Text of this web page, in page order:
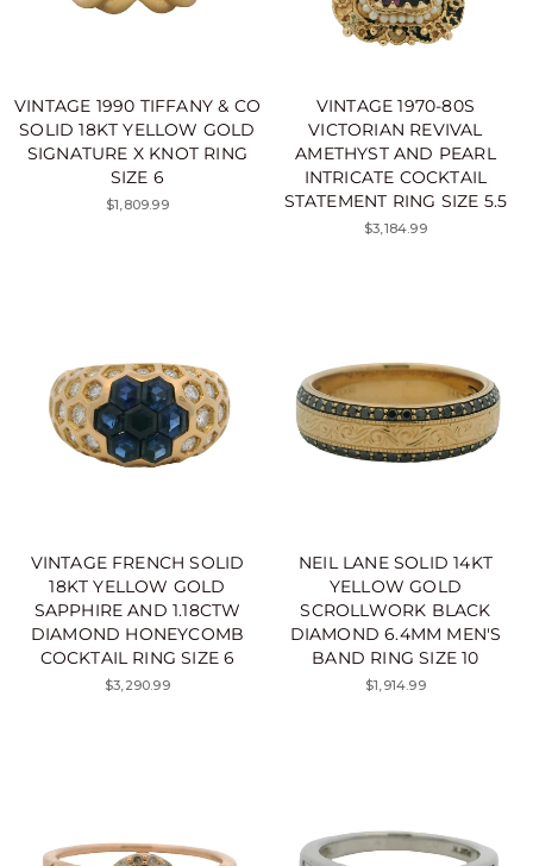
VINTAGE 1990 TIFFANY & CO
SOLID 18KT YELLOW GOLD
SIGNATURE X KNOT RING
SIZE 6
$1,809.99
VINTAGE 1970-80S
VICTORIAN REVIVAL
AMETHYST AND PEARL
INTRICATE COCKTAIL
STATEMENT RING SIZE 5.5
$3,184.99
VINTAGE FRENCH SOLID
18KT YELLOW GOLD
SAPPHIRE AND 1.18CTW
DIAMOND HONEYCOMB
COCKTAIL RING SIZE 6
$3,290.99
NEIL LANE SOLID 14KT
YELLOW GOLD
SCROLLWORK BLACK
DIAMOND 6.4MM MEN'S
BAND RING SIZE 10
$1,914.99